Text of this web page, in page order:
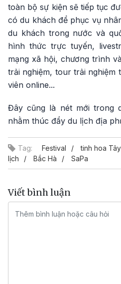
toàn bộ sự kiện sẽ tiếp tục
có du khách để phục vụ
du khách trong nước và
hình thức trực tuyến,
mạng xã hội, chương trình
trải nghiệm, tour trải nghiệm
viên online...
Đây cũng là nét mới trong
nhằm thúc đẩy du lịch địa
Tag: Festival tinh hoa
lịch
Bắc Hà SaPa
Viết bình luận